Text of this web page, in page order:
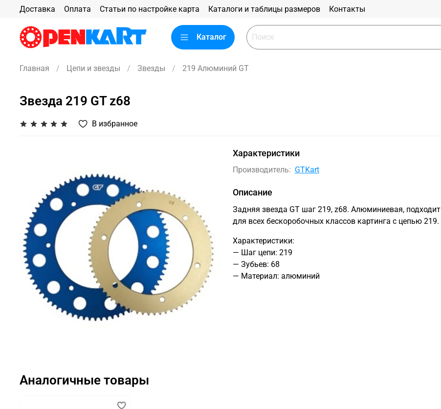
Доставка Оплата Статьи по настройке карта Каталоги и таблицы размеров Контакты
Каталог
Главная Цепи и звезды Звезды 219 Алюминий GT
Звезда 219 GT z68
В избранное
Характеристики
Производитель: GTKart
Описание
Задняя звезда GT шаг 219, z68. Алюминиевая, подходит
для всех бескоробочных классов картинга с цепью 219.
Характеристики:
— Шаг цепи: 219
— Зубьев: 68
— Материал: алюминий
Аналогичные товары